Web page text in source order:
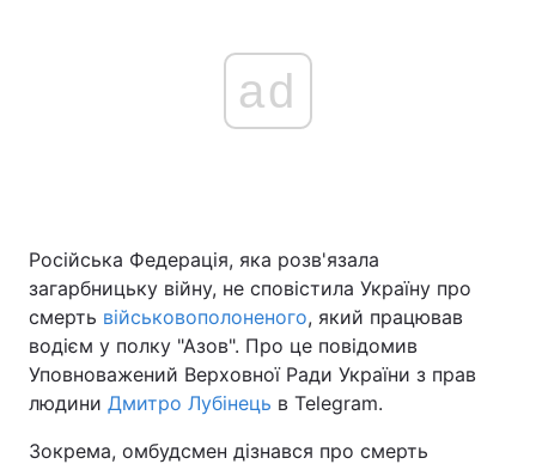
Головна Війна
Україна Політика
Економіка Світ
ad
Російська Федерація, яка розв'язала
загарбницьку війну, не сповістила Україну про
смерть військовополоненого, який працював
водієм у полку "Азов". Про це повідомив
Уповноважений Верховної Ради України з прав
людини Дмитро Лубінець в Telegram.
Зокрема, омбудсмен дізнався про смерть